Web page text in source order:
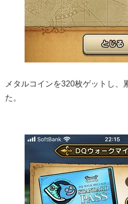
メタルコインを320枚ゲットし、
た。